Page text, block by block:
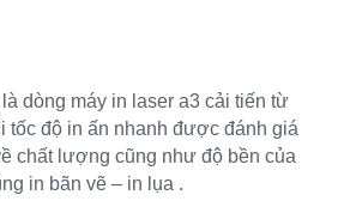
dòng máy in laser a3 cải tiến từ
tốc độ in ấn nhanh được đánh giá
chất lượng cũng như độ bền của
in bãn vẽ – in lụa .